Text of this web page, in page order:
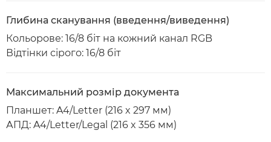
Глибина сканування (введення/виведення)
Кольорове: 16/8 біт на кожний канал RGB
Відтінки сірого: 16/8 біт
Максимальний розмір документа
Планшет: A4/Letter (216 x 297 мм)
АПД: A4/Letter/Legal (216 x 356 мм)